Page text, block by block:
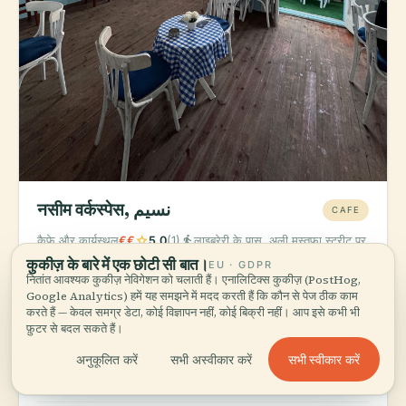
नसीम वर्कस्पेस, نسيم CAFE
कैफ़े और कार्यस्थल€€star5.0(1)directions_walkलाइब्रेरी के पास, अली मुस्तफ़ा स्ट्रीट पर
ऑर्डर करें:रचनात्मक कार्यस्थल के माहौल में कॉफ़ी और हल्के नाश्ते।
सिकन्दरिया की युवा पीढ़ी यहीं काम करती है, यहीं सोचती है।
विश्वविद्यालय के पास 5-स्टार रेटिंग वाला एक अनदेखा-सा शानदार ठिकाना।
नसीम कैफ़े संस्कृति को कामकाजी ऊर्जा के साथ मिलाता है — अगर आप
लाइब्रेरी के कैफ़े की तुलना में कुछ ज़्यादा स्थानीय और कम पर्यटक-भरा
कुकीज़ के बारे में एक छोटी सी बात। EU · GDPR
नितांत आवश्यक कुकीज़ नेविगेशन को चलाती हैं। एनालिटिक्स कुकीज़ (PostHog,
Google Analytics) हमें यह समझने में मदद करती हैं कि कौन से पेज ठीक काम
करते हैं — केवल समग्र डेटा, कोई विज्ञापन नहीं, कोई बिक्री नहीं। आप इसे कभी भी
फ़ुटर से बदल सकते हैं।
अनुकूलित करें सभी अस्वीकार करें सभी स्वीकार करें